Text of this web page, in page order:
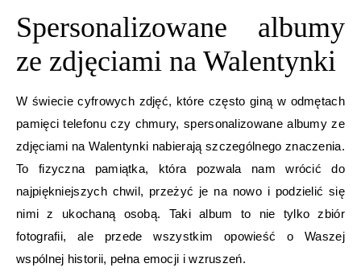
Spersonalizowane albumy
ze zdjęciami na Walentynki
W świecie cyfrowych zdjęć, które często giną w odmętach
pamięci telefonu czy chmury, spersonalizowane albumy ze
zdjęciami na Walentynki nabierają szczególnego znaczenia.
To fizyczna pamiątka, która pozwala nam wrócić do
najpiękniejszych chwil, przeżyć je na nowo i podzielić się
nimi z ukochaną osobą. Taki album to nie tylko zbiór
fotografii, ale przede wszystkim opowieść o Waszej
wspólnej historii, pełna emocji i wzruszeń.